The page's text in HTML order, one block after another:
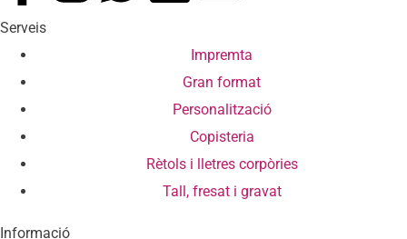
Serveis
Impremta
Gran format
Personalització
Copisteria
Rètols i lletres corpòries
Tall, fresat i gravat
Informació